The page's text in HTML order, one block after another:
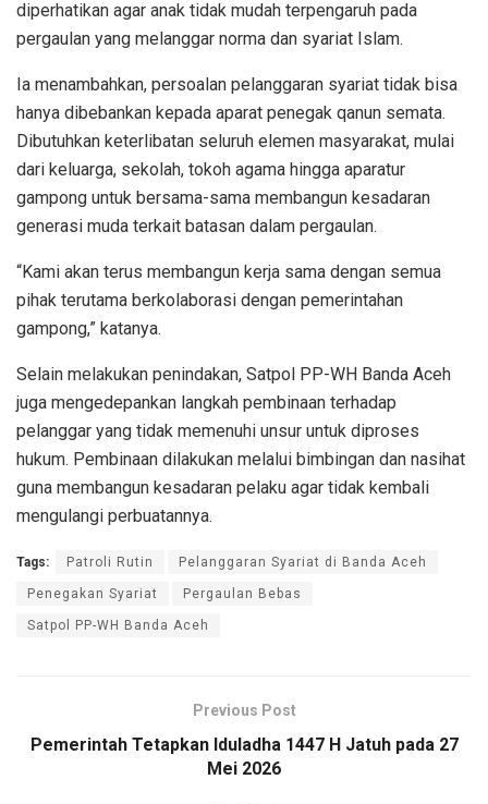
diperhatikan agar anak tidak mudah terpengaruh pada
pergaulan yang melanggar norma dan syariat Islam.
Ia menambahkan, persoalan pelanggaran syariat tidak bisa
hanya dibebankan kepada aparat penegak qanun semata.
Dibutuhkan keterlibatan seluruh elemen masyarakat, mulai
dari keluarga, sekolah, tokoh agama hingga aparatur
gampong untuk bersama-sama membangun kesadaran
generasi muda terkait batasan dalam pergaulan.
“Kami akan terus membangun kerja sama dengan semua
pihak terutama berkolaborasi dengan pemerintahan
gampong,” katanya.
Selain melakukan penindakan, Satpol PP-WH Banda Aceh
juga mengedepankan langkah pembinaan terhadap
pelanggar yang tidak memenuhi unsur untuk diproses
hukum. Pembinaan dilakukan melalui bimbingan dan nasihat
guna membangun kesadaran pelaku agar tidak kembali
mengulangi perbuatannya.
Tags: Patroli Rutin Pelanggaran Syariat di Banda Aceh
Penegakan Syariat Pergaulan Bebas
Satpol PP-WH Banda Aceh
Previous Post
Pemerintah Tetapkan Iduladha 1447 H Jatuh pada 27
Mei 2026